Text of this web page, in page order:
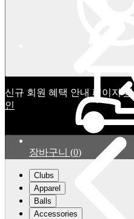
신규 회원 혜택 안내 페이지확
인
장바구니 (0)
Clubs
Apparel
Balls
Accessories